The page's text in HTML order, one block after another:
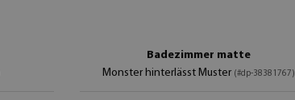
Badezimmer matte
Monster hinterlässt Muster (#dp-38381767)